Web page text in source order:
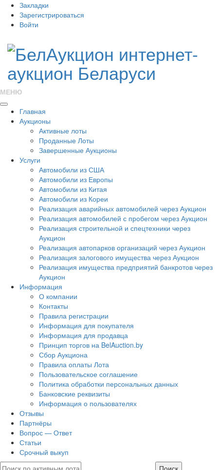
Закладки
Зарегистрироваться
Войти
МЕНЮ
Главная
Аукционы
Активные лоты
Проданные Лоты
Завершенные Аукционы
Услуги
Автомобили из США
Автомобили из Европы
Автомобили из Китая
Автомобили из Кореи
Реализация аварийных автомобилей через Аукцион
Реализация автомобилей с пробегом через Аукцион
Реализация строительной и спецтехники через
Аукцион
Реализация автопарков организаций через Аукцион
Реализация залогового имущества через Аукцион
Реализация имущества предприятий банкротов через
Аукцион
Информация
О компании
Контакты
Правила регистрации
Информация для покупателя
Информация для продавца
Принцип торгов на BelAuction.by
Сбор Аукциона
Правила оплаты Лота
Пользовательское соглашение
Политика обработки персональных данных
Банковские реквизиты
Информация о пользователях
Отзывы
Партнёры
Вопрос — Ответ
Статьи
Срочный выкуп